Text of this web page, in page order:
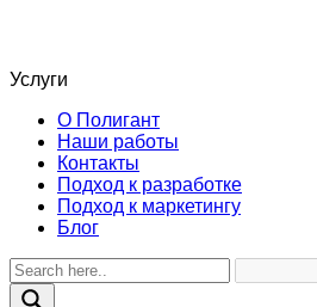
Услуги
О Полигант
Наши работы
Контакты
Подход к разработке
Подход к маркетингу
Блог